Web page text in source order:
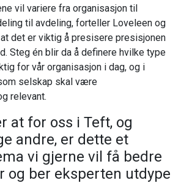
vil variere fra organisasjon til
til avdeling, forteller Loveleen og
det er viktig å presisere presisjonen
Steg én blir da å definere hvilke type
for vår organisasjon i dag, og i
selskap skal være
relevant.
at for oss i Teft, og
andre, er dette et
vi gjerne vil få bedre
og ber eksperten utdype